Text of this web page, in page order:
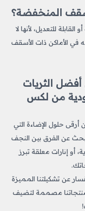
للتعديل، لأنها لا
في الأماكن ذات الأسقف
الثريات
من لكس
حلول الإضاءة التي
تبحث عن الفرق بين النجف
إنارات معلقة تبرز
عن تشكيلتنا المميزة
مصممة لتضيف